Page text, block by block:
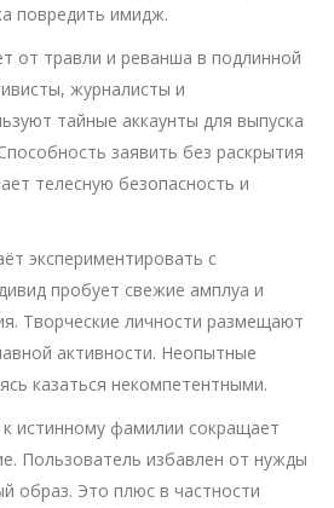
повредить имидж.
от травли и реванша в подлинной
журналисты и
тайные аккаунты для выпуска
заявить без раскрытия
телесную безопасность и
экспериментировать с
пробует свежие амплуа и
Творческие личности размещают
активности. Неопытные
казаться некомпетентными.
истинному фамилии сокращает
Пользователь избавлен от нужды
образ. Это плюс в частности